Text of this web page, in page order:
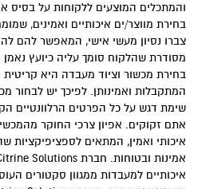
והמתכלים המוצעים ללקוחות על בסיס
צברו נסיון מעשי אישי, המאפשר להם
בחירת מכשור וציוד מעבדה היא
המתקבלות ואמינותן. לפיכך יש לבחור
שימת דגש על כל הפרטים הרלוונטיים
אתם זקוקים. אפיון צרכי החוקר
איכותי ואמין, המתאים לספציפיקציות
איכותיים למעבדות ממגוון סקטורים